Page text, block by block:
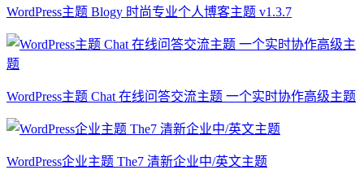
WordPress主题 Blogy 时尚专业个人博客主题 v1.3.7
WordPress主题 Chat 在线问答交流主题 一个实时协作高级主题
WordPress企业主题 The7 清新企业中/英文主题